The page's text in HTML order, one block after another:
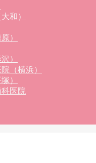
和）
）
）
（横浜）
）
医院